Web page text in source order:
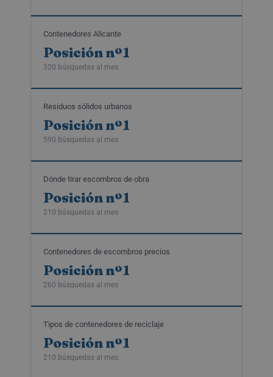
Contenedores Alicante
Posición nº1
320 búsquedas al mes
Residuos sólidos urbanos
Posición nº1
590 búsquedas al mes
Dónde tirar escombros de obra
Posición nº1
210 búsquedas al mes
Contenedores de escombros precios
Posición nº1
260 búsquedas al mes
Tipos de contenedores de reciclaje
Posición nº1
210 búsquedas al mes